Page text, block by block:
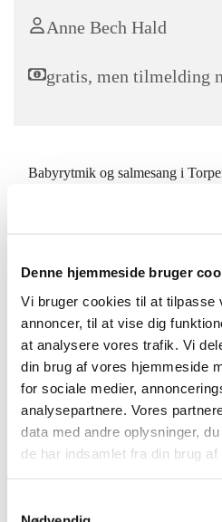
Denne hjemmeside bruger
Vi bruger cookies til at tilpasse
annoncer, til at vise dig
at analysere vores trafik. Vi
din brug af vores hjemmeside
for sociale medier,
analysepartnere. Vores
data med andre oplysninger,
de har indsamlet fra din brug af
Anne Bech Hald
gratis, men tilmelding
Babyrytmik og salmesang i
forældre på barsel og deres
kulturmedarbejder Anne Bech
Med sang og musik skaber vi
nærvær. Der veksles mellem det
sange med fokus på den
synge salmer og børnesange på
være croissanter og kaffe.
Der er 20 pladser på holdet (en
tilmelde dig på
børn”.
Hvis du har spørgsmål til valg af